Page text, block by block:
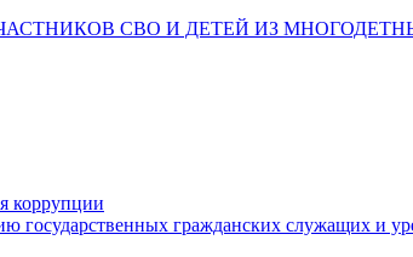
СВО И ДЕТЕЙ ИЗ
коррупции
государственных гражданских служащих и